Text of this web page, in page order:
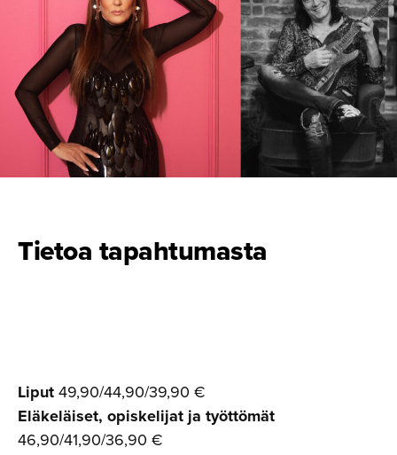
Tietoa tapahtumasta
Liput49,90/44,90/39,90 €
Eläkeläiset, opiskelijat ja työttömät
46,90/41,90/36,90 €